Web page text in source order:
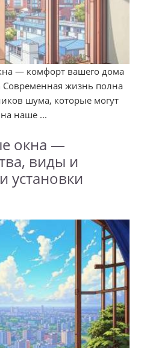
— комфорт вашего дома
жизнь полна
шума, которые могут
наше ...
окна —
виды и
установки